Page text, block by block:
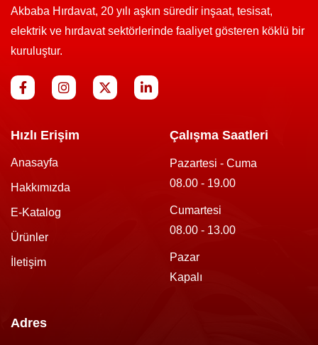
Akbaba Hırdavat, 20 yılı aşkın süredir inşaat, tesisat,
elektrik ve hırdavat sektörlerinde faaliyet gösteren köklü bir
kuruluştur.
Hızlı Erişim
Anasayfa
Hakkımızda
E-Katalog
Ürünler
İletişim
Çalışma Saatleri
Pazartesi - Cuma
08.00 - 19.00
Cumartesi
08.00 - 13.00
Pazar
Kapalı
Adres